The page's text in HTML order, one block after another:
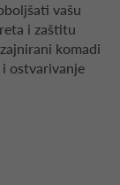
vašu
i zaštitu
komadi
ostvarivanje